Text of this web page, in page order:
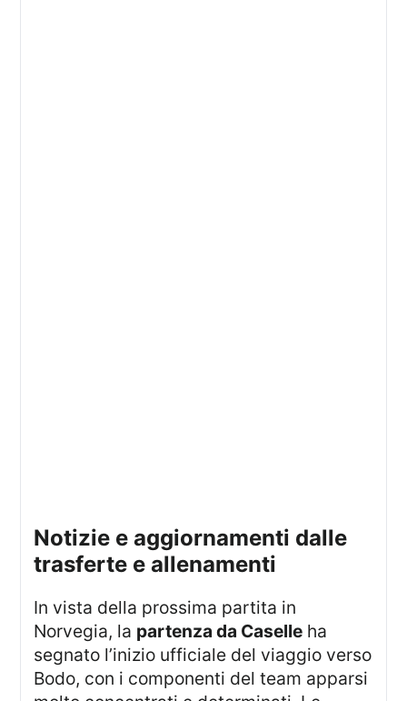
notizie e aggiornamenti dalle
trasferte e allenamenti
In vista della prossima partita in
Norvegia, la partenza da Caselle ha
segnato l’inizio ufficiale del viaggio verso
Bodo, con i componenti del team apparsi